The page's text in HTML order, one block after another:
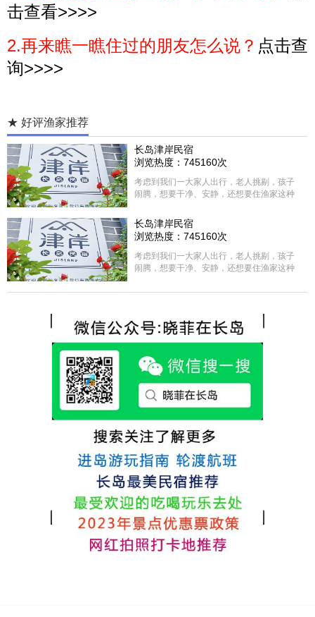
击查看>>>>
2.再来瞧一瞧住过的朋友怎么说？ 点击查
询>>>>
★ 好评渔家推荐
长岛津岸民宿
浏览热度：745160次
考虑到我们一大家人出行，老人挑剔，孩子
闹腾，想要干净、安静，还想要住渔家这种
选择津岸民宿，实际体验客房很干净，饭菜
方面家里老人也很满意，整体饭菜给搭配的
很好，每顿饭也不重样的，海鲜确实是非常
的新鲜呢，另外值得一提的是，他家的海菜
包子非常好吃。 其实长岛可选的酒店、民宿
各不相同，可以根据自己的喜好选择。非常
热情，能根据我提出的需求来安排房间，这
点很好。
长岛津岸民宿
浏览热度：745160次
考虑到我们一大家人出行，老人挑剔，孩子
闹腾，想要干净、安静，还想要住渔家这种
选择津岸民宿，实际体验客房很干净，饭菜
很好，每顿饭也不重样的，海鲜确实是非常
的新鲜呢，另外值得一提的是，他家的海菜
包子非常好吃。 其实长岛可选的酒店、民宿
各不相同，可以根据自己的喜好选择。非常
推荐津岸民宿，关键是老板娘晓菲很细心、
热情，能根据我提出的需求来安排房间，这
点很好。